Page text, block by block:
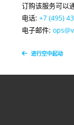
订购该服务可以
电话: +7 (495)
电子邮件:
进行空中起动